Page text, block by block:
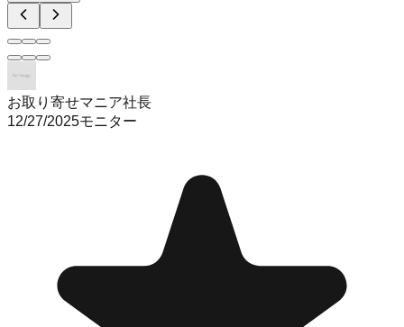
お取り寄せマニア社長
12/27/2025モニター